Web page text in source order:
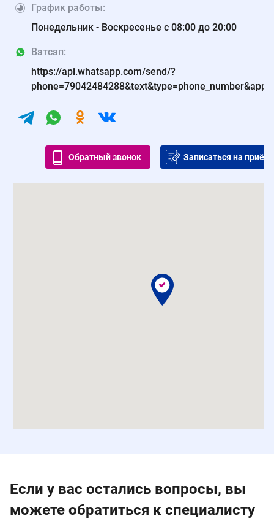
График работы:
Понедельник - Воскресенье с 08:00 до 20:00
Ватсап:
https://api.whatsapp.com/send/?
Обратный звонок Записаться на приём
Если у вас остались вопросы, вы
можете обратиться к специалисту